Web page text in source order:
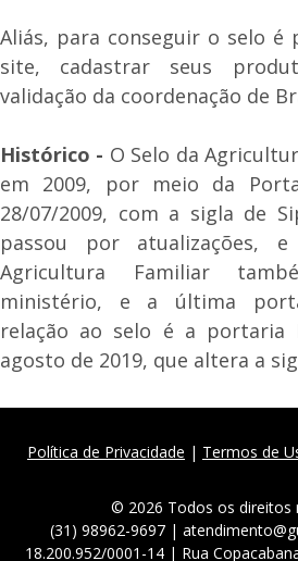
Aliás, para conseguir o selo é
site, cadastrar seus
validação da coordenação de
Histórico - O Selo da
em 2009, por meio da
28/07/2009, com a sigla de
passou por atualizações,
Agricultura Familiar
ministério, e a última
relação ao selo é a portaria
agosto de 2019, que altera a
Política de Privacidade | Termos de
© 2026 Todos os direitos
(31) 98962-9697 |
18.200.952/0001-14 | Rua